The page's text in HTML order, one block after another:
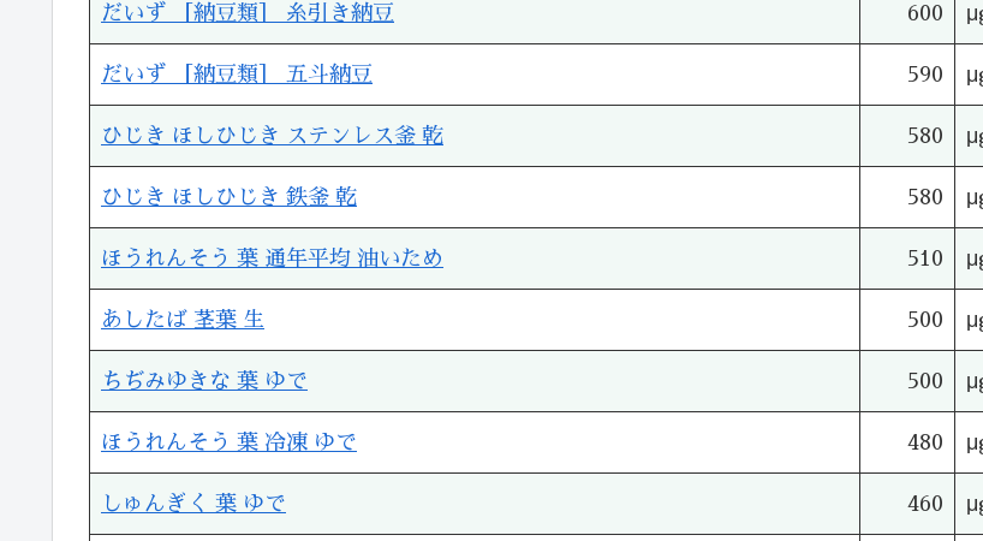
だいず ［納豆類］ 糸引き納豆 600
だいず ［納豆類］ 五斗納豆 590
ひじき ほしひじき ステンレス釜 乾 580
ひじき ほしひじき 鉄釜 乾 580
ほうれんそう 葉 通年平均 油いため 510
あしたば 茎葉 生 500
ちぢみゆきな 葉 ゆで 500
ほうれんそう 葉 冷凍 ゆで 480
しゅんぎく 葉 ゆで 460